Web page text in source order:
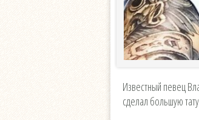
Известный певец
сделал большую